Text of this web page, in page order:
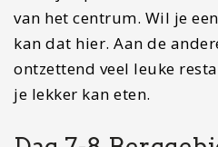
Eenmaal boven heb je
genieten van meerdere
liepen de zeer
Three villages Walk en de